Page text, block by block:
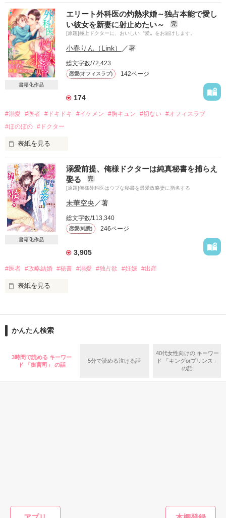
国立大学医学部　心臓外科医局
イケメンにトラウマありの美人医療秘書
×
手術の腕前は超一流　イケメン心臓外科医
■■□―――――――――――――――□■■
『君、いつもつれないね。
俺の何がそんなに嫌い？』
『イケメンだから。それだけです』
イケメンは何をしても許される
『その顔で言うとやっかまれますよ』
■■□―――――――――――――――□■■
2017.2.4　公開開始
2017.2.21　完結
2017.2.22　小話公開
書籍化作品
エリート外科医の灼熱求婚～独占本能で愛し
い彼女を新妻に射止めたい～
完
[原題]極上ドクターに、おいしい〝愛〟をお届けします。
小春りん（Link） ／著
総文字数/72,423
恋愛(オフィスラブ) 142ページ
174
#溺愛 #医者 #ドキドキ #イケメン #胸キュン #切ない #オフィスラブ
#ほのぼの #ドクター
表紙を見る
「今日は、やけに素直だな」
ここは、町の小さな定食屋
今日もお得意さんに
自慢の料理をお届けします！
……この意味は、さすがにわかるよな？」
〝テイクアウト〟されちゃって……。
定食屋の看板娘と
溺愛系ラブストーリー
書籍化作品
溺愛前提、俺様ドクターは純真秘書を捕らえ
娶る
完
[原題]俺様外科医はウブな秘書を最愛政略妻に指名する
未華空央 ／著
総文字数/113,340
恋愛(純愛) 246ページ
3,905
#医者 #政略結婚 #秘書 #溺愛 #独占欲 #妊娠 #出産
表紙を見る
私に対してはやや問題有り。
容赦なくわがままを言うし、
辛辣な言葉が飛び出すことも少なくない。
水瀬　晃汰
かんたん検索
3時間で読める キーワー
ド 「御曹司」 の話
5分で読める泣ける話
40代女性向けの キーワー
ド 「キングorプリンス」
の話
にしのそら／著
花室 芽苳／著 紅カオ